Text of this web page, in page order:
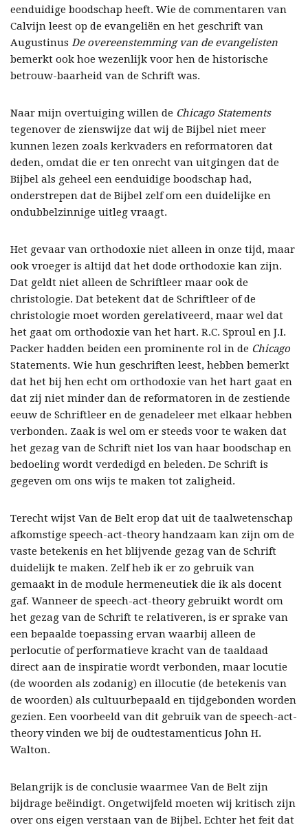
eenduidige boodschap heeft. Wie de commentaren van
Calvijn leest op de evangeliën en het geschrift van
Augustinus De overeenstemming van de evangelisten
bemerkt ook hoe wezenlijk voor hen de historische
betrouw-baarheid van de Schrift was.
Naar mijn overtuiging willen de Chicago Statements
tegenover de zienswijze dat wij de Bijbel niet meer
kunnen lezen zoals kerkvaders en reformatoren dat
deden, omdat die er ten onrecht van uitgingen dat de
Bijbel als geheel een eenduidige boodschap had,
onderstrepen dat de Bijbel zelf om een duidelijke en
ondubbelzinnige uitleg vraagt.
Het gevaar van orthodoxie niet alleen in onze tijd, maar
ook vroeger is altijd dat het dode orthodoxie kan zijn.
Dat geldt niet alleen de Schriftleer maar ook de
christologie. Dat betekent dat de Schriftleer of de
christologie moet worden gerelativeerd, maar wel dat
het gaat om orthodoxie van het hart. R.C. Sproul en J.I.
Packer hadden beiden een prominente rol in de Chicago
Statements. Wie hun geschriften leest, hebben bemerkt
dat het bij hen echt om orthodoxie van het hart gaat en
dat zij niet minder dan de reformatoren in de zestiende
eeuw de Schriftleer en de genadeleer met elkaar hebben
verbonden. Zaak is wel om er steeds voor te waken dat
het gezag van de Schrift niet los van haar boodschap en
bedoeling wordt verdedigd en beleden. De Schrift is
gegeven om ons wijs te maken tot zaligheid.
Terecht wijst Van de Belt erop dat uit de taalwetenschap
afkomstige speech-act-theory handzaam kan zijn om de
vaste betekenis en het blijvende gezag van de Schrift
duidelijk te maken. Zelf heb ik er zo gebruik van
gemaakt in de module hermeneutiek die ik als docent
gaf. Wanneer de speech-act-theory gebruikt wordt om
het gezag van de Schrift te relativeren, is er sprake van
een bepaalde toepassing ervan waarbij alleen de
perlocutie of performatieve kracht van de taaldaad
direct aan de inspiratie wordt verbonden, maar locutie
(de woorden als zodanig) en illocutie (de betekenis van
de woorden) als cultuurbepaald en tijdgebonden worden
gezien. Een voorbeeld van dit gebruik van de speech-act-
theory vinden we bij de oudtestamenticus John H.
Walton.
Belangrijk is de conclusie waarmee Van de Belt zijn
bijdrage beëindigt. Ongetwijfeld moeten wij kritisch zijn
over ons eigen verstaan van de Bijbel. Echter het feit dat